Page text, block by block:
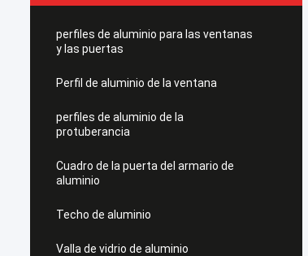
perfiles de aluminio para las ventanas
y las puertas
Perfil de aluminio de la ventana
perfiles de aluminio de la
protuberancia
Cuadro de la puerta del armario de
aluminio
Techo de aluminio
Valla de vidrio de aluminio